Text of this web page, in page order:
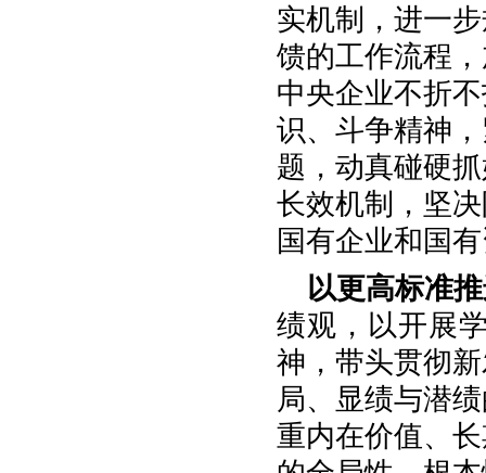
实机制，进一
馈的工作流程
中央企业不折
识、斗争精神
题，动真碰硬
长效机制，坚
国有企业和国
以更高标准
绩观，以开展
神，带头贯彻
局、显绩与潜
重内在价值、